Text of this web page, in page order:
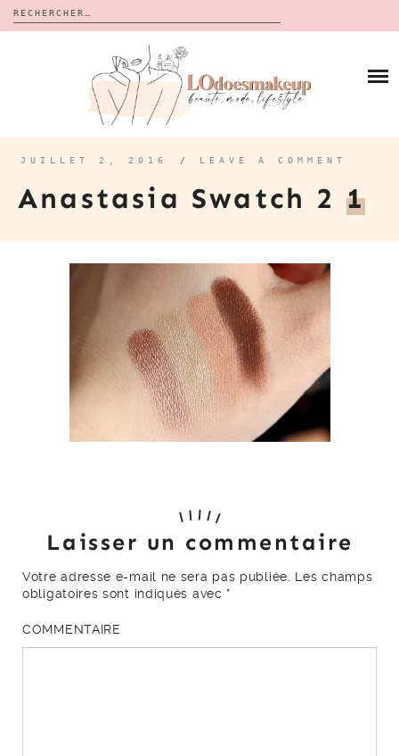
Rechercher :
CALENDRIERS DE L’AVENT
BON PLAN
À PROPOS
CONTACT
JUILLET 2, 2016 / LEAVE A COMMENT
Anastasia Swatch 2 1
Laisser un commentaire
Votre adresse e-mail ne sera pas publiée.
Les champs
obligatoires sont indiqués avec *
COMMENTAIRE